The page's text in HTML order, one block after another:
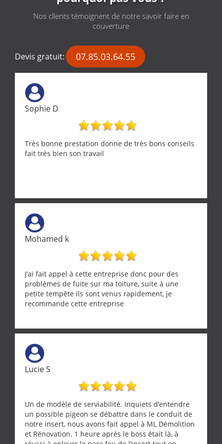
Nos clients témoignent de notre savoir faire en
couverture
Devis gratuit: 07.85.03.64.55
Sophie D
Très bonne prestation donne de très bons conseils
fait très bien son travail
Mohamed k
J’ai fait appel à cette entreprise donc pour des
problèmes de fuite sur ma toiture, suite à une
petite tempête ils sont venus rapidement, je
recommande cette entreprise
Lucie S
Un de modèle de serviabilité. Inquiets d’entendre
un possible pigeon se débattre dans le conduit de
notre insert, nous avons fait appel à ML Démolition
et Rénovation. 1 heure après le boss était là, à